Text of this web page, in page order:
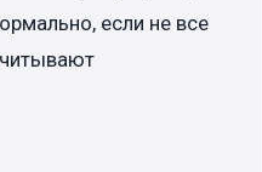
если не все